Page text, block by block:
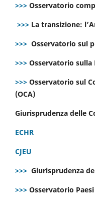
>>> Osservatorio
>>> La transizione:
>>> Osservatorio sul
>>> Osservatorio sulla
>>> Osservatorio sul
(OCA)
Giurisprudenza delle
ECHR
CJEU
>>> Giurisprudenza
>>> Osservatorio